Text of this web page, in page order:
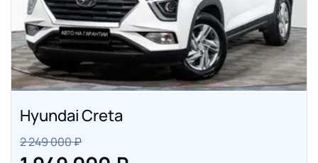
Hyundai Creta
2 249 000 ₽